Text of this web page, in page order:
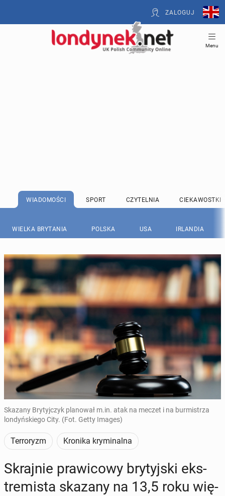
ZALOGUJ
Menu
WIADOMOŚCI SPORT CZYTELNIA CIEKAWOSTKI
WIELKA BRYTANIA POLSKA USA IRLANDIA
Skazany Brytyjczyk planował m.in. atak na meczet i na burmistrza
londyńskiego City. (Fot. Getty Images)
Terroryzm Kronika kryminalna
Skraj­nie pra­wi­co­wy bry­tyj­ski eks­
tre­mi­sta skazany na 13,5 roku wię­